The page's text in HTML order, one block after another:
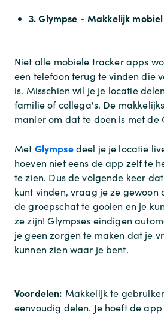
3. Glympse - Makkelijk
Niet alle mobiele tracker apps
een telefoon terug te vinden die
is. Misschien wil je je locatie
familie of collega's. De
manier om dat te doen is met de
Met Glympsedeel je je locatie
hoeven niet eens de app zelf te
te zien. Dus de volgende keer
kunt vinden, vraag je ze gewoon
de groepschat te gooien en je
ze zijn! Glympses eindigen
je geen zorgen te maken dat je
kunnen zien waar je bent.
Voordelen: Makkelijk te
eenvoudig delen. Je hoeft de